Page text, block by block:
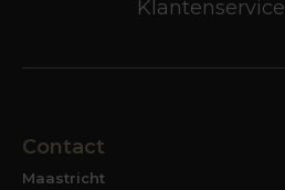
Klantenservice
Contact
Maastricht